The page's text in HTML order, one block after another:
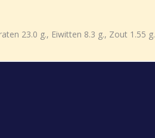
23.0 g., Eiwitten 8.3 g., Zout 1.55 g.